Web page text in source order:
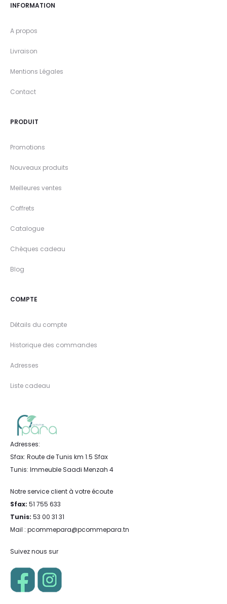
INFORMATION
A propos
Livraison
Mentions Légales
Contact
PRODUIT
Promotions
Nouveaux produits
Meilleures ventes
Coffrets
Catalogue
Chèques cadeau
Blog
COMPTE
Détails du compte
Historique des commandes
Adresses
Liste cadeau
Adresses:
Sfax: Route de Tunis km 1.5 Sfax
Tunis: Immeuble Saadi Menzah 4
Notre service client à votre écoute
Sfax: 51 755 633
Tunis: 53 00 31 31
Mail : pcommepara@pcommepara.tn
Suivez nous sur